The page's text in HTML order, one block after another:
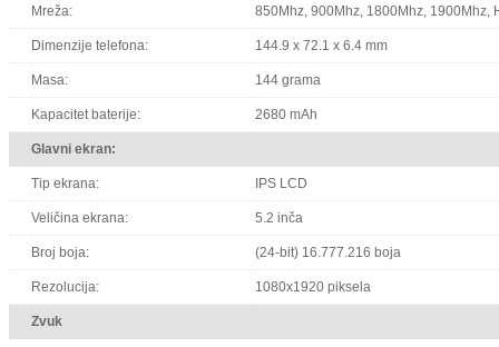
Mreža: 850Mhz, 900Mhz, 1800Mhz, 1900Mhz,
Dimenzije telefona: 144.9 x 72.1 x 6.4 mm
Masa: 144 grama
Kapacitet baterije: 2680 mAh
Glavni ekran:
Tip ekrana: IPS LCD
Veličina ekrana: 5.2 inča
Broj boja: (24-bit) 16.777.216 boja
Rezolucija: 1080x1920 piksela
Zvuk